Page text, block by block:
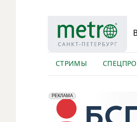
СТРИМЫ
erid: 2VfnxyFybV5
РЕКЛАМА
ПАО "Банк "Санкт-Петербург",